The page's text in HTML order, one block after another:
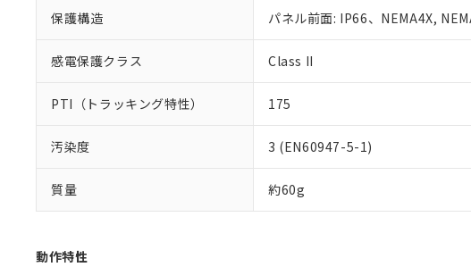
保護構造 パネル前面: IP66、NEMA4X,
感電保護クラス Class II
PTI（トラッキング特性） 175
汚染度 3 (EN60947-5-1)
質量 約60g
動作特性